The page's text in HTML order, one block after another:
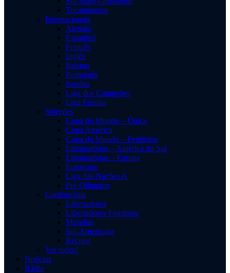
Tocantinense
Internacionais
Alemão
Espanhol
Francês
Inglês
Italiano
Português
Saudita
Liga dos Campeões
Liga Europa
Seleções
Copa do Mundo – Única
Copa América
Copa do Mundo – Feminina
Eliminatórias – América do Sul
Eliminatórias – Europa
Eurocopa
Liga das Nações A
Pré-Olímpico
Continentais
Libertadores
Libertadores Feminina
Mundial
Sul-Americana
Recopa
Ver todos!
Notícias
Rádio